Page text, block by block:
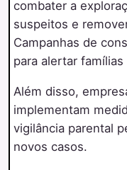
combater a
suspeitos e
Campanhas de
para alertar
Além disso,
implementam
vigilância parental
novos casos.